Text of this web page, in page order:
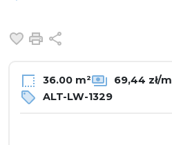
Dodaj do ulubionych
Drukuj
36.00 m² 69,44 zł/m
ALT-LW-1329